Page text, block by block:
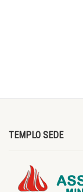
TEMPLO SEDE